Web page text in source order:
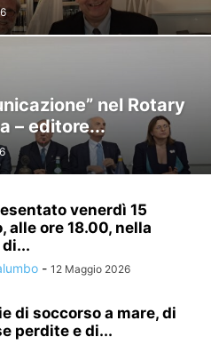
nel Rotary
– editore...
venerdì 15
alle ore 18.00, nella
- 12 Maggio 2026
di soccorso a mare, di
perdite e di...